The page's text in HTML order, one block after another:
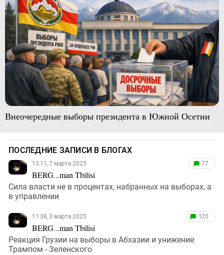
Внеочередные выборы президента в Южной Осетии
ПОСЛЕДНИЕ ЗАПИСИ В БЛОГАХ
13:11, 7 марта 2025
BERG...man Tbilisi
77
Сила власти не в процентах, набранных на выборах, а
в управлении
11:38, 3 марта 2025
BERG...man Tbilisi
120
Реакция Грузии на выборы в Абхазии и унижение
Трампом - Зеленского